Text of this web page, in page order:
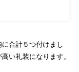
合計５つ付けまし
い礼装になります。